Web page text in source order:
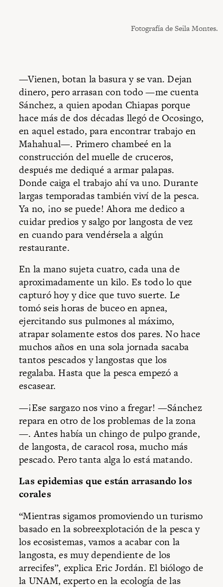
Fotografía de Seila Montes.
—Vienen, botan la basura y se van. Dejan
dinero, pero arrasan con todo —me cuenta
Sánchez, a quien apodan Chiapas porque
hace más de dos décadas llegó de Ocosingo,
en aquel estado, para encontrar trabajo en
Mahahual—. Primero chambeé en la
construcción del muelle de cruceros,
después me dediqué a armar palapas.
Donde caiga el trabajo ahí va uno. Durante
largas temporadas también viví de la pesca.
Ya no, ¡no se puede! Ahora me dedico a
cuidar predios y salgo por langosta de vez
en cuando para vendérsela a algún
restaurante.
En la mano sujeta cuatro, cada una de
aproximadamente un kilo. Es todo lo que
capturó hoy y dice que tuvo suerte. Le
tomó seis horas de buceo en apnea,
ejercitando sus pulmones al máximo,
atrapar solamente estos dos pares. No hace
muchos años en una sola jornada sacaba
tantos pescados y langostas que los
regalaba. Hasta que la pesca empezó a
escasear.
—¡Ese sargazo nos vino a fregar! —Sánchez
repara en otro de los problemas de la zona
—. Antes había un chingo de pulpo grande,
de langosta, de caracol rosa, mucho más
pescado. Pero tanta alga lo está matando.
Las epidemias que están arrasando los
corales
“Mientras sigamos promoviendo un turismo
basado en la sobreexplotación de la pesca y
los ecosistemas, vamos a acabar con la
langosta, es muy dependiente de los
arrecifes”, explica Eric Jordán. El biólogo de
la UNAM, experto en la ecología de las